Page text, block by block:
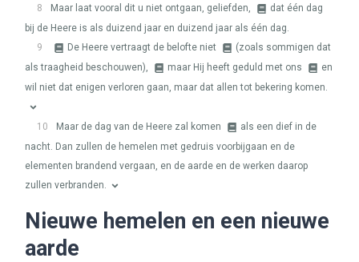
8 Maar laat vooral dit u niet ontgaan, geliefden,
dat één dag
bij de Heere is als duizend jaar en duizend jaar als één dag.
9
De Heere vertraagt de belofte niet
(zoals sommigen dat
als traagheid beschouwen),
maar Hij heeft geduld met ons
en
wil niet dat enigen verloren gaan, maar dat allen tot bekering komen.
10 Maar de dag van de Heere zal komen
als een dief in de
nacht. Dan zullen de hemelen met gedruis voorbijgaan en de
elementen brandend vergaan, en de aarde en de werken daarop
zullen verbranden.
Nieuwe hemelen en een nieuwe
aarde